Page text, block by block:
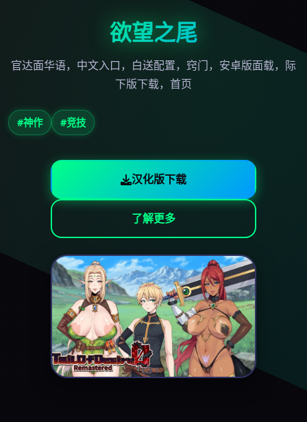
欲望之尾
官达面华语，中文入口，白送配置，窍门，安卓版面载，际
下版下载，首页
#神作 #竞技
汉化版下载
了解更多